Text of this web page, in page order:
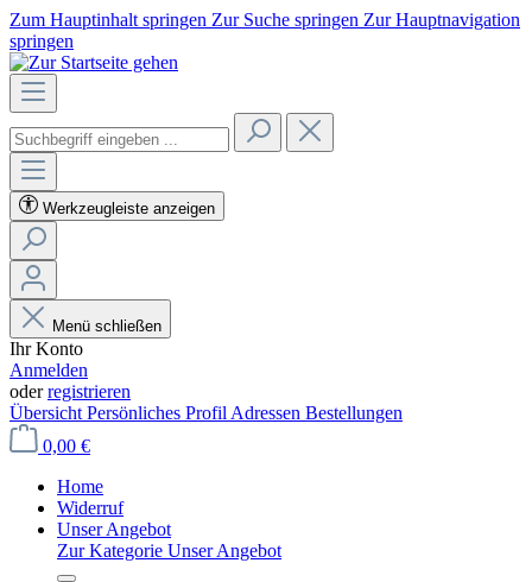
Zum Hauptinhalt springen Zur Suche springen Zur Hauptnavigation
springen
Werkzeugleiste anzeigen
Menü schließen
Ihr Konto
Anmelden
oderregistrieren
Übersicht Persönliches Profil Adressen Bestellungen
0,00 €
Home
Widerruf
Unser Angebot
Zur Kategorie Unser Angebot